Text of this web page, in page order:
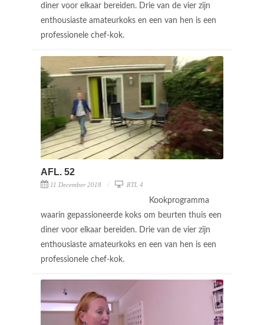
diner voor elkaar bereiden. Drie van de vier zijn
enthousiaste amateurkoks en een van hen is een
professionele chef-kok.
AFL. 52
11 December 2018 RTL 4
Kookprogramma
waarin gepassioneerde koks om beurten thuis een
diner voor elkaar bereiden. Drie van de vier zijn
enthousiaste amateurkoks en een van hen is een
professionele chef-kok.